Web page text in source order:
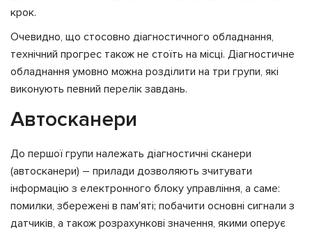
крок.
Очевидно, що стосовно діагностичного обладнання,
технічний прогрес також не стоїть на місці. Діагностичне
обладнання умовно можна розділити на три групи, які
виконують певний перелік завдань.
Автосканери
До першої групи належать діагностичні сканери
(автосканери) – прилади дозволяють зчитувати
інформацію з електронного блоку управління, а саме:
помилки, збережені в пам'яті; побачити основні сигнали з
датчиків, а також розрахункові значення, якими оперує